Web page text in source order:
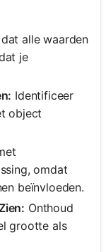
alle waarden
je
Identificeer
object
omdat
beïnvloeden.
Onthoud
grootte als